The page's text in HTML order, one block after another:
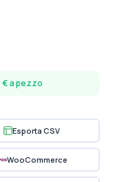
€ a pezzo
Esporta CSV
WooCommerce